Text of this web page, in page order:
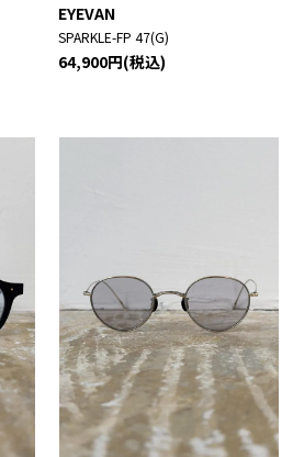
EYEVAN
SPARKLE-FP 47(G)
64,900円(税込)